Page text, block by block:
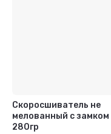
Скоросшиватель не
мелованный с замком
280гр